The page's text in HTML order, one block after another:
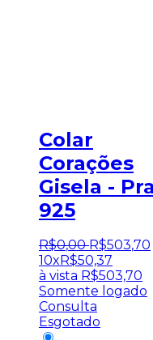
Colar
Corações
Gisela -
925
R$0,00 R$503,70
10x R$50,37
à vista R$503,70
Somente logado
Consulta
Esgotado